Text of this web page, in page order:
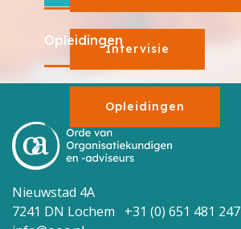
Intervisie
Opleidingen
Opleidingen
Nieuwstad 4A
7241 DN Lochem +31 (0) 651 481 247